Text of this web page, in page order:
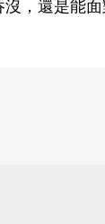
，還是能